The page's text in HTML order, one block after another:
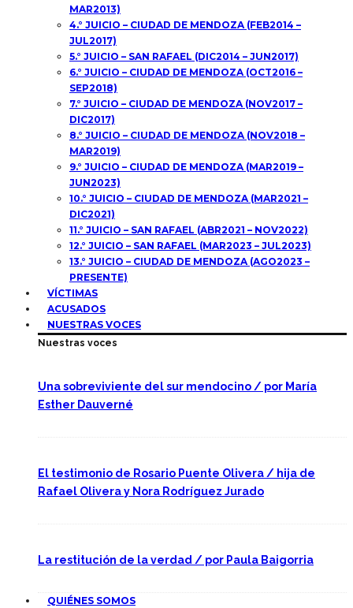
MAR2013)
4.° JUICIO – CIUDAD DE MENDOZA (FEB2014 –
JUL2017)
5.° JUICIO – SAN RAFAEL (DIC2014 – JUN2017)
6.° JUICIO – CIUDAD DE MENDOZA (OCT2016 –
SEP2018)
7.° JUICIO – CIUDAD DE MENDOZA (NOV2017 –
DIC2017)
8.° JUICIO – CIUDAD DE MENDOZA (NOV2018 –
MAR2019)
9.° JUICIO – CIUDAD DE MENDOZA (MAR2019 –
JUN2023)
10.° JUICIO – CIUDAD DE MENDOZA (MAR2021 –
DIC2021)
11.° JUICIO – SAN RAFAEL (ABR2021 – NOV2022)
12.° JUICIO – SAN RAFAEL (MAR2023 – JUL2023)
13.° JUICIO – CIUDAD DE MENDOZA (AGO2023 –
PRESENTE)
VÍCTIMAS
ACUSADOS
NUESTRAS VOCES
Nuestras voces
Una sobreviviente del sur mendocino / por María
Esther Dauverné
El testimonio de Rosario Puente Olivera / hija de
Rafael Olivera y Nora Rodríguez Jurado
La restitución de la verdad / por Paula Baigorria
QUIÉNES SOMOS